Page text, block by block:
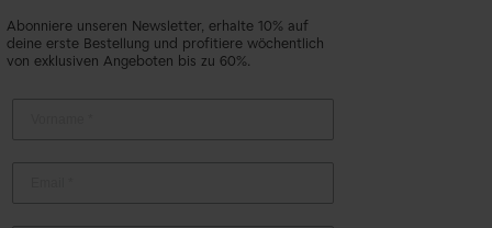
Abonniere unseren Newsletter, erhalte 10% auf
deine erste Bestellung und profitiere wöchentlich
von exklusiven Angeboten bis zu 60%.